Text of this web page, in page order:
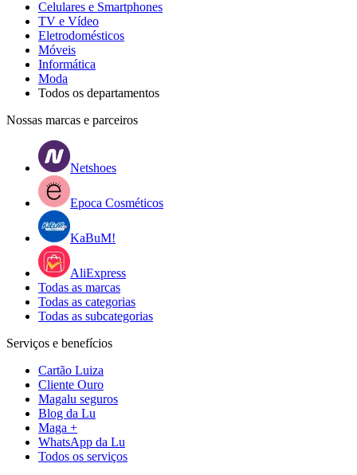
Celulares e Smartphones
TV e Vídeo
Eletrodomésticos
Móveis
Informática
Moda
Todos os departamentos
Nossas marcas e parceiros
Netshoes
Epoca Cosméticos
KaBuM!
AliExpress
Todas as marcas
Todas as categorias
Todas as subcategorias
Serviços e benefícios
Cartão Luiza
Cliente Ouro
Magalu seguros
Blog da Lu
Maga +
WhatsApp da Lu
Todos os serviços